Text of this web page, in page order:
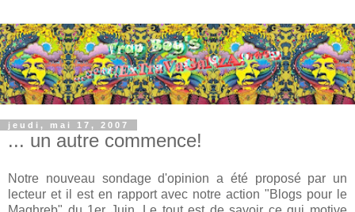
jeudi, mai 17, 2007
... un autre commence!
Notre nouveau sondage d'opinion a été proposé par un
lecteur et il est en rapport avec notre action "Blogs pour le